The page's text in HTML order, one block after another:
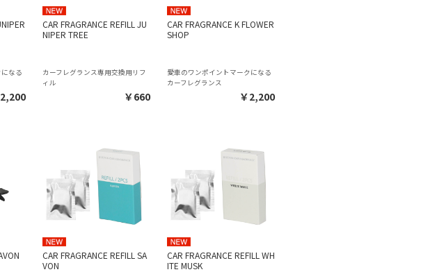
なる
CAR FRAGRANCE REFILL JU
NIPER TREE
カーフレグランス専用交換用リフ
ィル
￥660
CAR FRAGRANCE K FLOWER
SHOP
愛車のワンポイントマークになる
カーフレグランス
￥2,200
CAR FRAGRANCE REFILL SA
VON
CAR FRAGRANCE REFILL WH
ITE MUSK